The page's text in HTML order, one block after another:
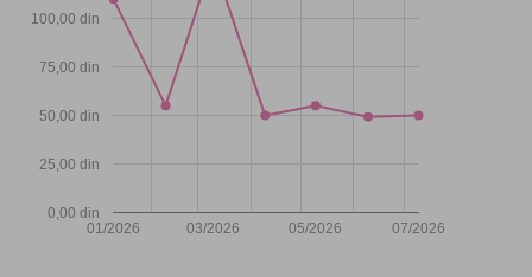
01/2026 03/2026 05/2026 07/2026
0,00 din
25,00 din
50,00 din
75,00 din
100,00 din